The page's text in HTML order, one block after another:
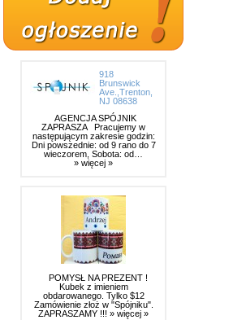
918
Brunswick
Ave.,Trenton,
NJ 08638
AGENCJA SPÓJNIK
ZAPRASZA Pracujemy w
następującym zakresie godzin:
Dni powszednie: od 9 rano do 7
wieczorem, Sobota: od…
» więcej »
POMYSŁ NA PREZENT !
Kubek z imieniem
obdarowanego. Tylko $12
Zamówienie złoż w "Spójniku".
ZAPRASZAMY !!! » więcej »